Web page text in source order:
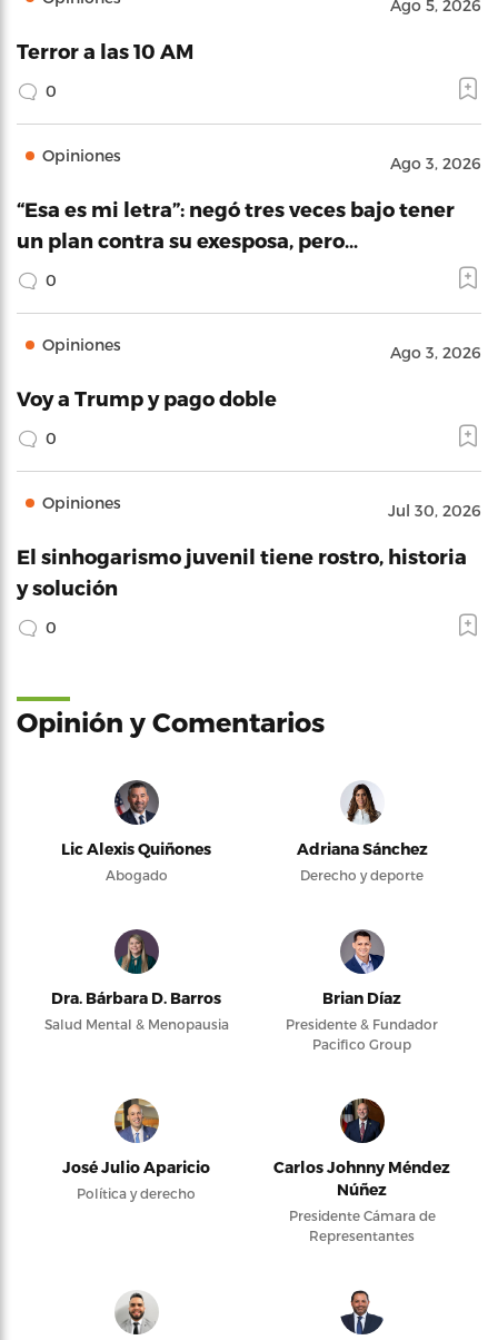
Ago 5, 2026
Terror a las 10 AM
0
Opiniones Ago 3, 2026
“Esa es mi letra”: negó tres veces bajo tener
un plan contra su exesposa, pero…
0
Opiniones Ago 3, 2026
Voy a Trump y pago doble
0
Opiniones Jul 30, 2026
El sinhogarismo juvenil tiene rostro, historia
y solución
0
Opinión y Comentarios
Lic Alexis Quiñones
Abogado
Adriana Sánchez
Derecho y deporte
Dra. Bárbara D. Barros
Salud Mental & Menopausia
Brian Díaz
Presidente & Fundador
Pacifico Group
José Julio Aparicio
Política y derecho
Carlos Johnny Méndez
Núñez
Presidente Cámara de
Representantes